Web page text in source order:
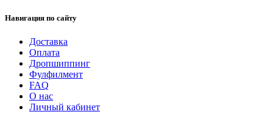
Навигация по сайту
Доставка
Оплата
Дропшиппинг
Фулфилмент
FAQ
О нас
Личный кабинет